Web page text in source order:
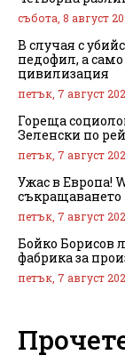
събота, 8 август
В случая с
педофил, а
цивилизация
петък, 7 август
Гореща
Зеленски по
петък, 7 август
Ужас в Европа!
съкращаването
петък, 7 август
Бойко Борисов
фабрика за
петък, 7 август